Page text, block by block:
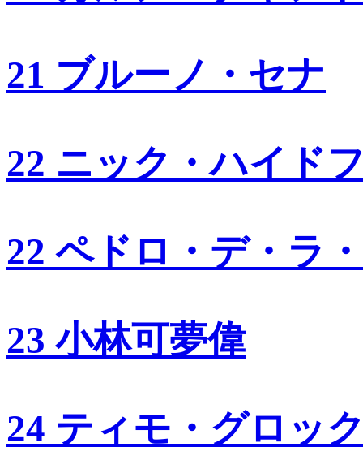
21 ブルーノ・セナ
22 ニック・ハイド
22 ペドロ・デ・ラ
23 小林可夢偉
24 ティモ・グロッ